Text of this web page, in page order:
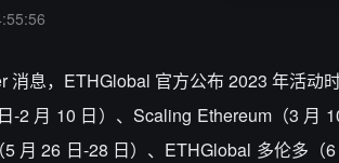
消息，ETHGlobal 官方公布 2023 年活动
-2 月 10 日）、Scaling Ethereum（3 月
月 26 日-28 日）、ETHGlobal 多伦多